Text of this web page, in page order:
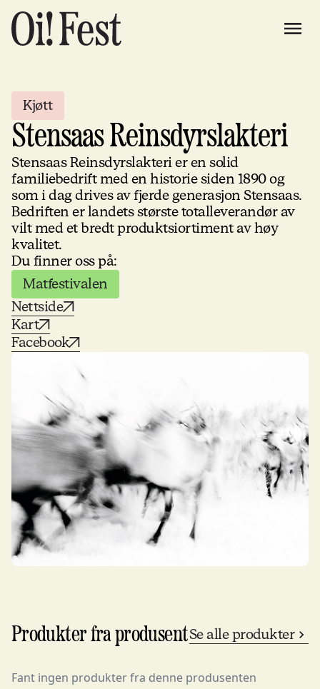
Kjøtt
Stensaas Reinsdyrslakteri
Stensaas Reinsdyrslakteri er en solid
familiebedrift med en historie siden 1890 og
som i dag drives av fjerde generasjon Stensaas.
Bedriften er landets største totalleverandør av
vilt med et bredt produktsiortiment av høy
kvalitet.
Du finner oss på:
Matfestivalen
Nettside
Kart
Facebook
Produkter fra produsentSe alle produkter
Fant ingen produkter fra denne produsenten